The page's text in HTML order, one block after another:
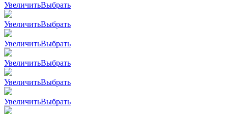
УвеличитьВыбрать
УвеличитьВыбрать
УвеличитьВыбрать
УвеличитьВыбрать
УвеличитьВыбрать
УвеличитьВыбрать